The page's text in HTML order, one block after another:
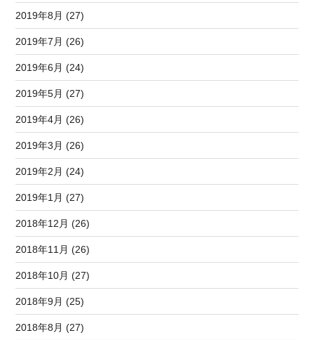
2019年8月 (27)
2019年7月 (26)
2019年6月 (24)
2019年5月 (27)
2019年4月 (26)
2019年3月 (26)
2019年2月 (24)
2019年1月 (27)
2018年12月 (26)
2018年11月 (26)
2018年10月 (27)
2018年9月 (25)
2018年8月 (27)